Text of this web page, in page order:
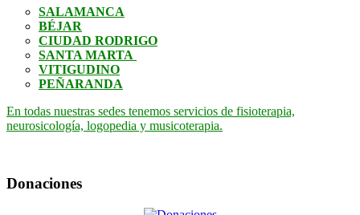
SALAMANCA
BÉJAR
CIUDAD RODRIGO
SANTA MARTA
VITIGUDINO
PEÑARANDA
En todas nuestras sedes tenemos servicios de fisioterapia,
neurosicología, logopedia y musicoterapia.
Donaciones